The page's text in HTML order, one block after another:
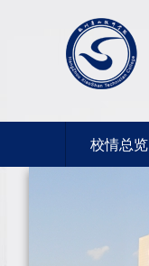
校情总览